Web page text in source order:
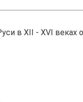
в XII - XVI веках